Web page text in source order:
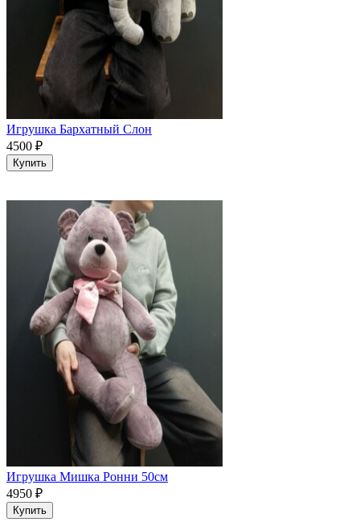
Игрушка Бархатный Слон
4500 ₽
Купить
Игрушка Мишка Ронни 50см
4950 ₽
Купить